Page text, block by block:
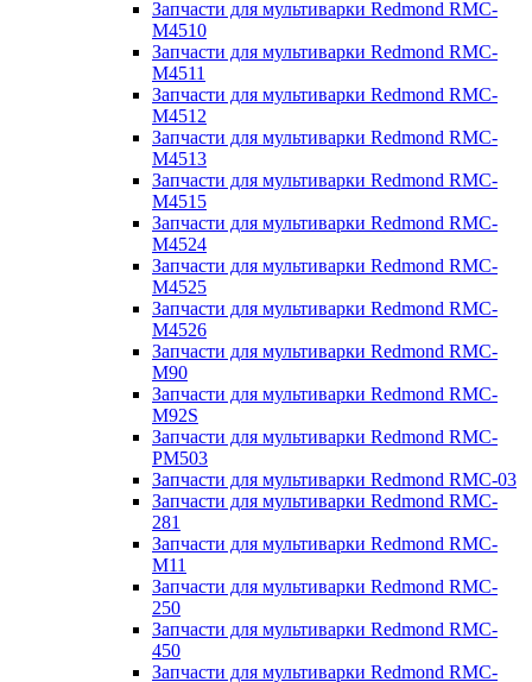
Запчасти для мультиварки Redmond RMC-
M4510
Запчасти для мультиварки Redmond RMC-
M4511
Запчасти для мультиварки Redmond RMC-
M4512
Запчасти для мультиварки Redmond RMC-
M4513
Запчасти для мультиварки Redmond RMC-
M4515
Запчасти для мультиварки Redmond RMC-
M4524
Запчасти для мультиварки Redmond RMC-
M4525
Запчасти для мультиварки Redmond RMC-
M4526
Запчасти для мультиварки Redmond RMC-
M90
Запчасти для мультиварки Redmond RMC-
M92S
Запчасти для мультиварки Redmond RMC-
PM503
Запчасти для мультиварки Redmond RMC-03
Запчасти для мультиварки Redmond RMC-
281
Запчасти для мультиварки Redmond RMC-
M11
Запчасти для мультиварки Redmond RMC-
250
Запчасти для мультиварки Redmond RMC-
450
Запчасти для мультиварки Redmond RMC-